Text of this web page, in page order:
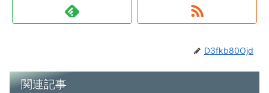
D3fkb80Ojd
関連記事